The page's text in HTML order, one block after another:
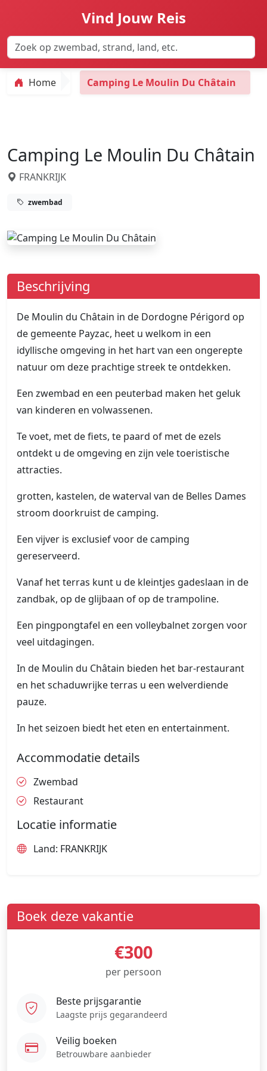
Vind Jouw Reis
Home Camping Le Moulin Du Châtain
Camping Le Moulin Du Châtain
FRANKRIJK
zwembad
Beschrijving
De Moulin du Châtain in de Dordogne Périgord op
de gemeente Payzac, heet u welkom in een
idyllische omgeving in het hart van een ongerepte
natuur om deze prachtige streek te ontdekken.
Een zwembad en een peuterbad maken het geluk
van kinderen en volwassenen.
Te voet, met de fiets, te paard of met de ezels
ontdekt u de omgeving en zijn vele toeristische
attracties.
grotten, kastelen, de waterval van de Belles Dames
stroom doorkruist de camping.
Een vijver is exclusief voor de camping
gereserveerd.
Vanaf het terras kunt u de kleintjes gadeslaan in de
zandbak, op de glijbaan of op de trampoline.
Een pingpongtafel en een volleybalnet zorgen voor
veel uitdagingen.
In de Moulin du Châtain bieden het bar-restaurant
en het schaduwrijke terras u een welverdiende
pauze.
In het seizoen biedt het eten en entertainment.
Accommodatie details
Zwembad
Restaurant
Locatie informatie
Land: FRANKRIJK
Boek deze vakantie
€300
per persoon
Beste prijsgarantie
Laagste prijs gegarandeerd
Veilig boeken
Betrouwbare aanbieder